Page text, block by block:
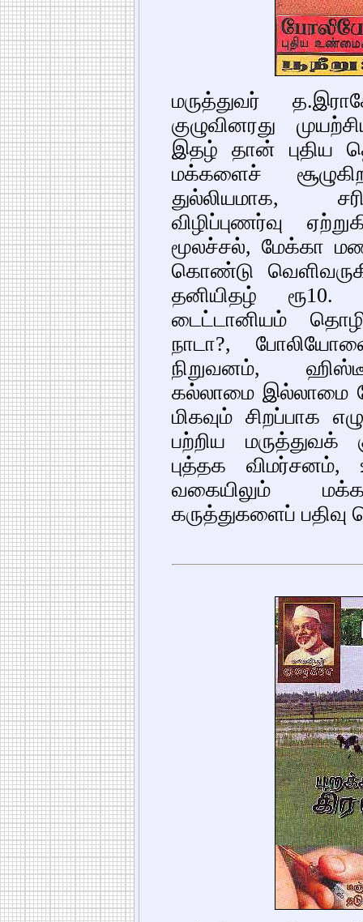
மருத்துவர்
குழுவினரது
இதழ் தான் புதிய
மக்களைச்
துல்லியமாக,
விழிப்புணர்வு
மூலச்சல், மேக்கா
கொண்டு
தனியிதழ்
டைட்டானியம்
நாடா?,
நிறுவனம்,
கல்லாமை இல்லாமை
மிகவும் சிறப்பாக
பற்றிய மருத்துவக்
புத்தக
வகையிலும்
கருத்துகளைப் பதிவு